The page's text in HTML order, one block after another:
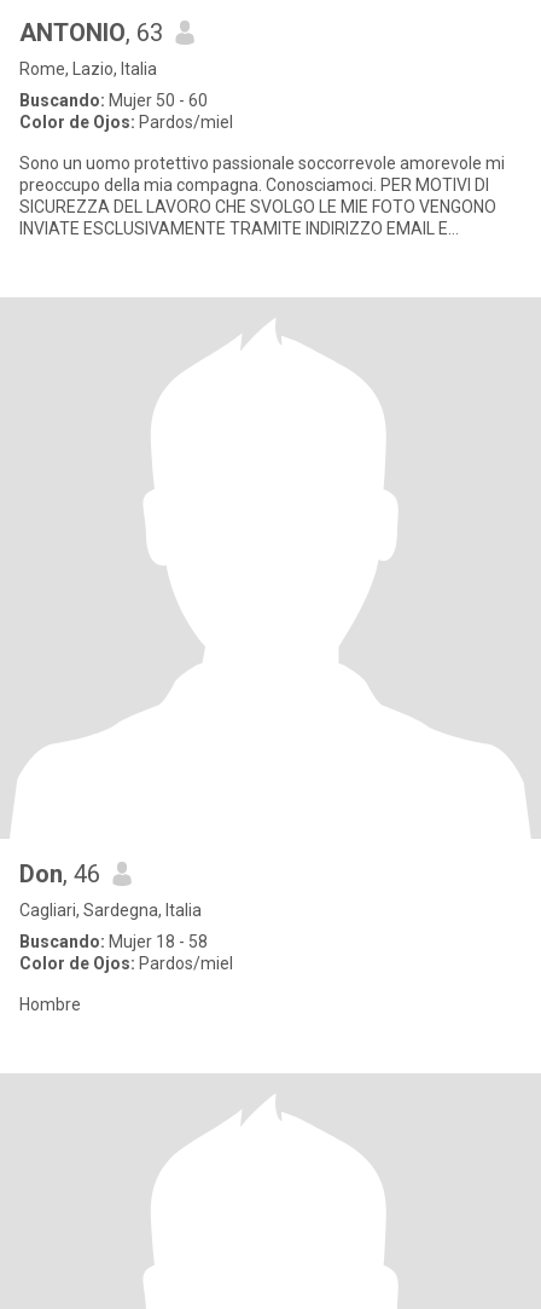
ANTONIO, 63
Rome, Lazio, Italia
Buscando: Mujer 50 - 60
Color de Ojos: Pardos/miel
Sono un uomo protettivo passionale soccorrevole amorevole mi
preoccupo della mia compagna. Conosciamoci. PER MOTIVI DI
SICUREZZA DEL LAVORO CHE SVOLGO LE MIE FOTO VENGONO
INVIATE ESCLUSIVAMENTE TRAMITE INDIRIZZO EMAIL E
Don, 46
Cagliari, Sardegna, Italia
Buscando: Mujer 18 - 58
Color de Ojos: Pardos/miel
Hombre